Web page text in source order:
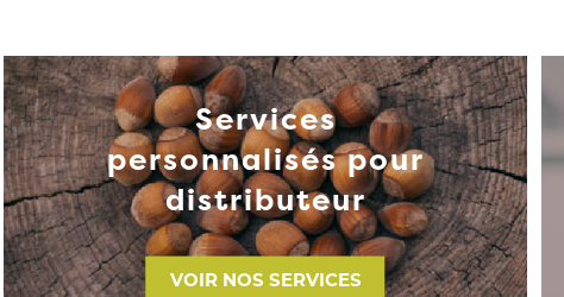
Services
personnalisés pour
distributeur
VOIR NOS SERVICES